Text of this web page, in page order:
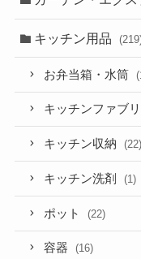
キッチン用品
お弁当箱・水筒
キッチンファブ
キッチン収納 (22)
キッチン洗剤 (1)
ポット (22)
容器 (16)